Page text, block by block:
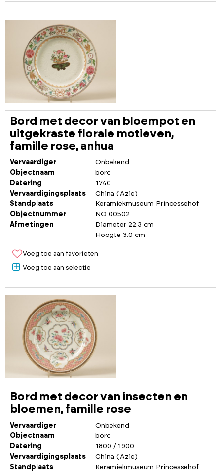
Bord met decor van bloempot en
uitgekraste florale motieven,
famille rose, anhua
Vervaardiger
Onbekend
Objectnaam
bord
Datering
1740
Vervaardigingsplaats
China (Azië)
Standplaats
Keramiekmuseum Princessehof
Objectnummer
NO 00502
Afmetingen
Diameter 22.3 cm
Hoogte 3.0 cm
Voeg toe aan favorieten
Voeg toe aan selectie
Bord met decor van insecten en
bloemen, famille rose
Vervaardiger
Onbekend
Objectnaam
bord
Datering
1800 / 1900
Vervaardigingsplaats
China (Azië)
Standplaats
Keramiekmuseum Princessehof